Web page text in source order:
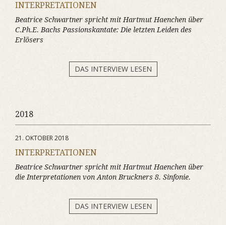
INTERPRETATIONEN
Beatrice Schwartner spricht mit Hartmut Haenchen über
C.Ph.E. Bachs Passionskantate: Die letzten Leiden des
Erlösers
DAS INTERVIEW LESEN
2018
21. OKTOBER 2018
INTERPRETATIONEN
Beatrice Schwartner spricht mit Hartmut Haenchen über
die Interpretationen von Anton Bruckners 8. Sinfonie.
DAS INTERVIEW LESEN